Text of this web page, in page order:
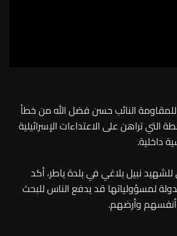
النائب حسن فضل الله من خطأ
تراهن على الاعتداءات الإسرائيلية
داخلية.
نبيل بلاغي في بلدة ياطر، أكد
لمسؤولياتها قد يدفع الناس للبحث
وأرضهم.